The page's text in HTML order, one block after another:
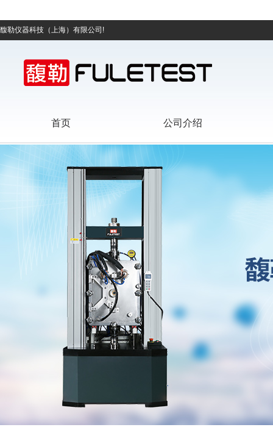
馥勒仪器科技（上海）有限公司!
首页 公司介绍